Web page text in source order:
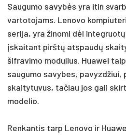
Saugumo savybės yra itin
vartotojams. Lenovo
serija, yra žinomi dėl
įskaitant pirštų atspaudų
šifravimo modulius. Huawei
saugumo savybes,
skaitytuvus, tačiau jos gali
modelio.
Renkantis tarp Lenovo ir